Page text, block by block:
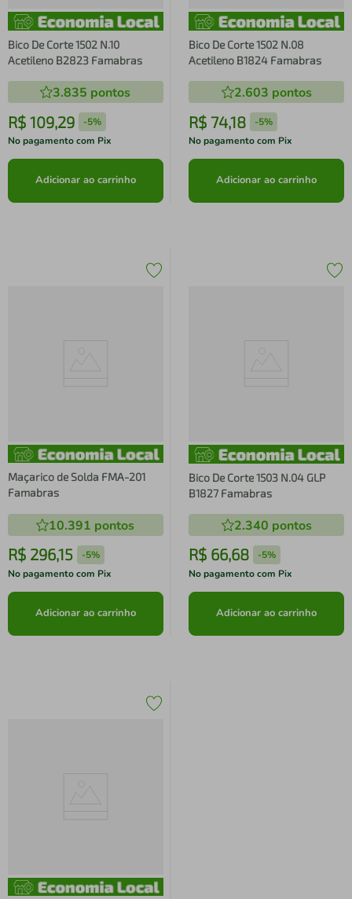
Bico De Corte 1502 N.10
Acetileno B2823 Famabras
3.835 pontos
R$ 109,29 -5%
No pagamento com Pix
Adicionar ao carrinho
Bico De Corte 1502 N.08
Acetileno B1824 Famabras
2.603 pontos
R$ 74,18 -5%
No pagamento com Pix
Adicionar ao carrinho
Maçarico de Solda FMA-201
Famabras
10.391 pontos
R$ 296,15 -5%
No pagamento com Pix
Adicionar ao carrinho
Bico De Corte 1503 N.04 GLP
B1827 Famabras
2.340 pontos
R$ 66,68 -5%
No pagamento com Pix
Adicionar ao carrinho